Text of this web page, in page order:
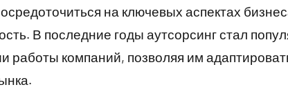
на ключевых аспектах
В последние годы аутсорсинг стал
работы компаний, позволяя им